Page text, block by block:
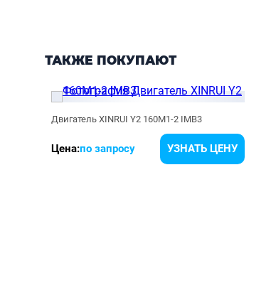
ТАКЖЕ ПОКУПАЮТ
Двигатель XINRUI Y2 160M1-2 IMB3
Цена:по запросу УЗНАТЬ ЦЕНУ